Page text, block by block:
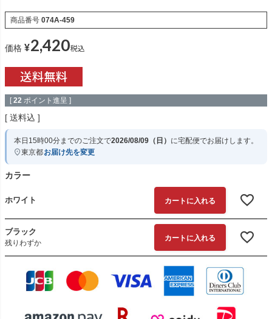
商品番号 074A-459
価格 ¥2,420税込
[ 22 ポイント進呈 ]
送料込
本日 15時00分までのご注文で2026/08/09（日） に宅配便でお届けします。
東京都お届け先を変更
カラー
ホワイト カートに入れる
ブラック
残りわずか
カートに入れる